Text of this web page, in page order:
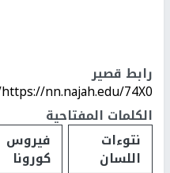
رابط قصير
https://nn.najah.edu/74X0/
الكلمات المفتاحية
نتوءات
اللسان
فيروس
كورونا